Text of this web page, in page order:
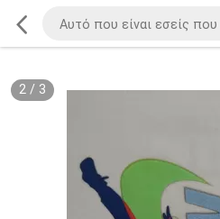
2/ 3